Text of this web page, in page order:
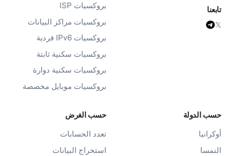
تابعنا
𝕏
بروكسيات ISP
بروكسيات مراكز البيانات
بروكسيات IPv6 فردية
بروكسيات سكنية ثابتة
بروكسيات سكنية دوارة
بروكسيات موبايل مخصصة
حسب الدولة
أوكرانيا
النمسا
حسب الغرض
تعدد الحسابات
استخراج البيانات